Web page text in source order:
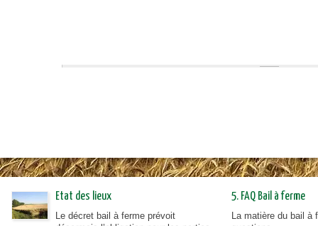
Etat des lieux
Le décret bail à ferme prévoit
5. FAQ Bail à ferme
La matière du bail à